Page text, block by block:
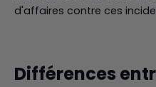
d'affaires contre ces
Différences